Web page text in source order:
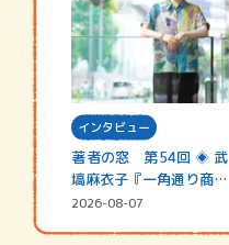
インタビュー
著者の窓 第54回 ◈ 武
塙麻衣子『一角通り商店
街の…
2026-08-07